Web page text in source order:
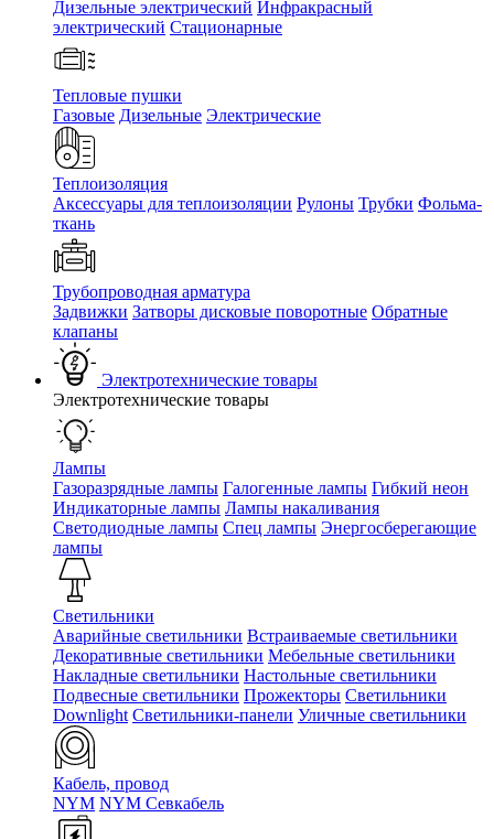
Дизельные электрический Инфракрасный
электрический Стационарные
Тепловые пушки
Газовые Дизельные Электрические
Теплоизоляция
Аксессуары для теплоизоляции Рулоны Трубки Фольма-
ткань
Трубопроводная арматура
Задвижки Затворы дисковые поворотные Обратные
клапаны
Электротехнические товары
Электротехнические товары
Лампы
Газоразрядные лампы Галогенные лампы Гибкий неон
Индикаторные лампы Лампы накаливания
Светодиодные лампы Спец лампы Энергосберегающие
лампы
Светильники
Аварийные светильники Встраиваемые светильники
Декоративные светильники Мебельные светильники
Накладные светильники Настольные светильники
Подвесные светильники Прожекторы Светильники
Downlight Светильники-панели Уличные светильники
Кабель, провод
NYM NYM Севкабель